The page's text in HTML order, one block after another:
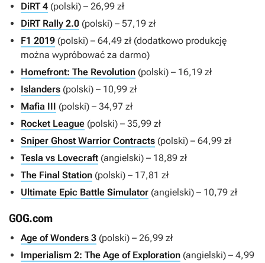
DiRT 4 (polski) – 26,99 zł
DiRT Rally 2.0 (polski) – 57,19 zł
F1 2019 (polski) – 64,49 zł (dodatkowo produkcję
można wypróbować za darmo)
Homefront: The Revolution (polski) – 16,19 zł
Islanders (polski) – 10,99 zł
Mafia III (polski) – 34,97 zł
Rocket League (polski) – 35,99 zł
Sniper Ghost Warrior Contracts (polski) – 64,99 zł
Tesla vs Lovecraft (angielski) – 18,89 zł
The Final Station (polski) – 17,81 zł
Ultimate Epic Battle Simulator (angielski) – 10,79 zł
GOG.com
Age of Wonders 3 (polski) – 26,99 zł
Imperialism 2: The Age of Exploration (angielski) – 4,99